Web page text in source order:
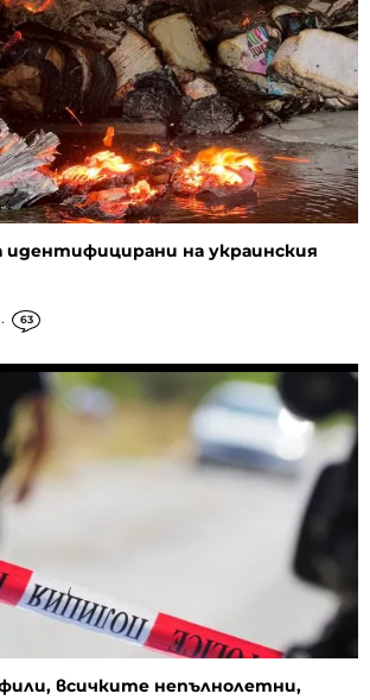
идентифицирани на украинския
63
всичките непълнолетни,